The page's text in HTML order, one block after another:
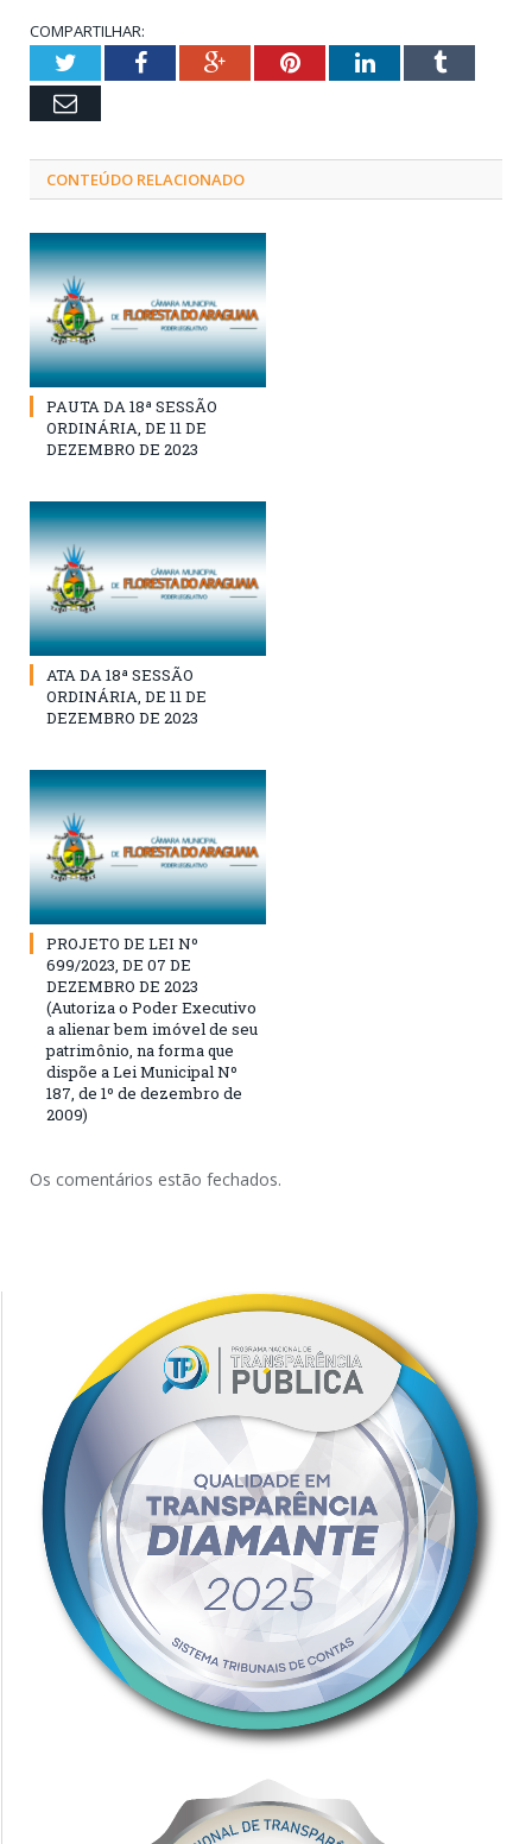
COMPARTILHAR:
TwitterFacebookGoogle+PinterestLinkedInTumblr
Email
CONTEÚDO RELACIONADO
PAUTA DA 18ª SESSÃO
ORDINÁRIA, DE 11 DE
DEZEMBRO DE 2023
ATA DA 18ª SESSÃO
ORDINÁRIA, DE 11 DE
DEZEMBRO DE 2023
PROJETO DE LEI Nº
699/2023, DE 07 DE
DEZEMBRO DE 2023
(Autoriza o Poder Executivo
a alienar bem imóvel de seu
patrimônio, na forma que
dispõe a Lei Municipal Nº
187, de 1º de dezembro de
2009)
Os comentários estão fechados.